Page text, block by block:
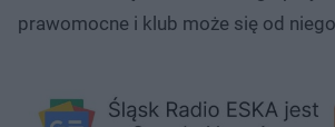
prawomocne i klub może się od